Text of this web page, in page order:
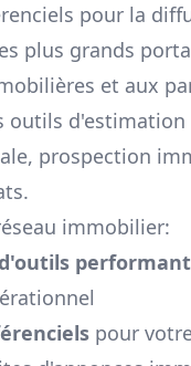
pour la
plus grands
et aux
outils
prospection
immobilier:
pour